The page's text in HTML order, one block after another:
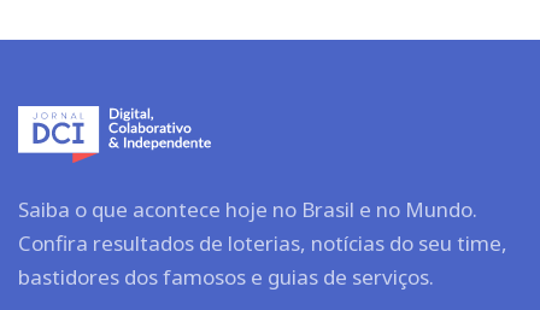
Saiba o que acontece hoje no Brasil e no Mundo.
Confira resultados de loterias, notícias do seu time,
bastidores dos famosos e guias de serviços.